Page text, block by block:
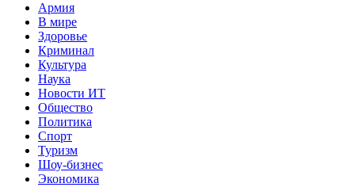
Армия
В мире
Здоровье
Криминал
Культура
Наука
Новости ИТ
Общество
Политика
Спорт
Туризм
Шоу-бизнес
Экономика